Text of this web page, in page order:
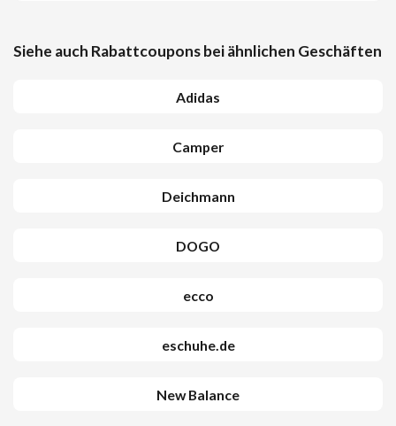
Siehe auch Rabattcoupons bei ähnlichen Geschäften
Adidas
Camper
Deichmann
DOGO
ecco
eschuhe.de
New Balance